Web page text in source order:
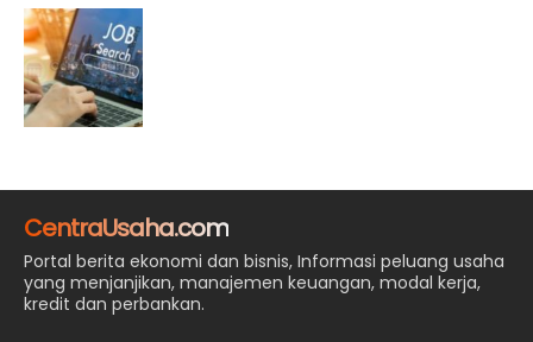
CentraUsaha.com
Portal berita ekonomi dan bisnis, Informasi peluang usaha
yang menjanjikan, manajemen keuangan, modal kerja,
kredit dan perbankan.